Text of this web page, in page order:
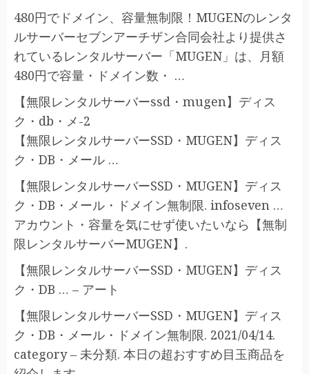
480円でドメイン、容量無制限！MUGENのレンタ
ルサーバーセブンアーチザン合同会社より提供さ
れているレンタルサーバー「MUGEN」は、月額
480円で容量・ドメイン数・ …
【無限レンタルサーバーssd・mugen】ディス
ク・db・メ-2
【無限レンタルサーバーSSD・MUGEN】ディス
ク・DB・メール …
【無限レンタルサーバーSSD・MUGEN】ディス
ク・DB・メール・ドメイン無制限. infoseven …
アカウント・容量を気にせず使いたいなら【無制
限レンタルサーバーMUGEN】.
【無限レンタルサーバーSSD・MUGEN】ディス
ク・DB … – アート
【無限レンタルサーバーSSD・MUGEN】ディス
ク・DB・メール・ドメイン無制限. 2021/04/14.
category – 未分類. 本日の超おすすめ目玉商品を